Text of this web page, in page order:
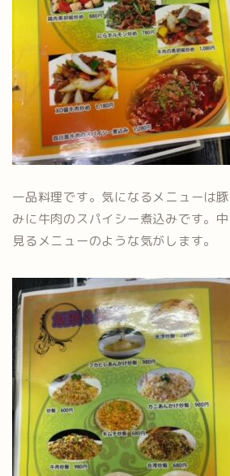
一品料理です。気になるメニューは
みに牛肉のスパイシー煮込みです。
見るメニューのような気がします。